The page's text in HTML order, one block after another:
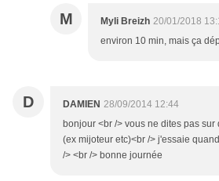
M Myli Breizh 20/01/2018
environ 10 min, mais ça
D DAMIEN 28/09/2014 12:44
bonjour <br /> vous ne dites pas
(ex mijoteur etc)<br /> j'essaie
/> <br /> bonne journée